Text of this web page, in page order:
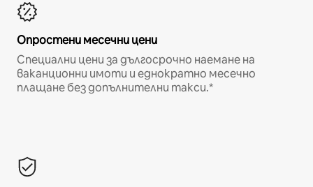
Опростени месечни цени
Специални цени за дългосрочно наемане на
ваканционни имоти и еднократно месечно
плащане без допълнителни такси.*